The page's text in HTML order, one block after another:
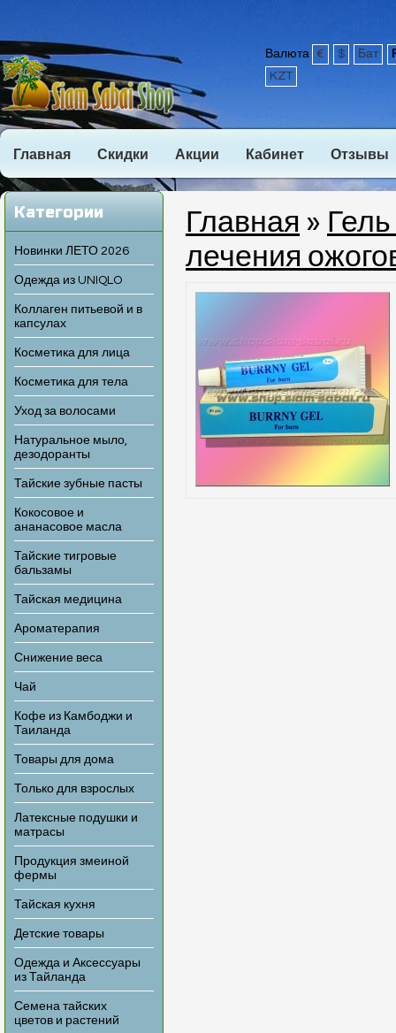
Валюта € $ Бат
KZT
Главная Скидки Акции Кабинет Отзывы
Категории
Новинки ЛЕТО 2026
Одежда из UNIQLO
Коллаген питьевой и в
капсулах
Косметика для лица
Косметика для тела
Уход за волосами
Натуральное мыло,
дезодоранты
Тайские зубные пасты
Кокосовое и
ананасовое масла
Тайские тигровые
бальзамы
Тайская медицина
Ароматерапия
Снижение веса
Чай
Кофе из Камбоджи и
Таиланда
Товары для дома
Только для взрослых
Латексные подушки и
матрасы
Продукция змеиной
фермы
Тайская кухня
Детские товары
Одежда и Аксессуары
из Тайланда
Семена тайских
цветов и растений
Главная »
лечения